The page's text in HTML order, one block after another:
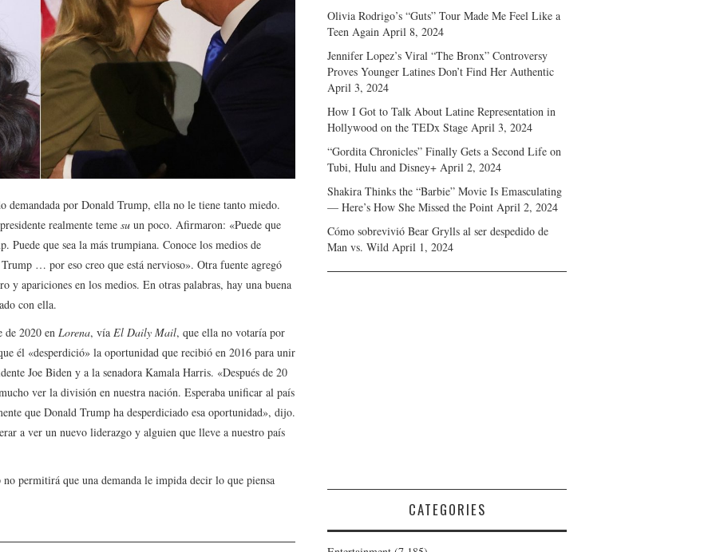
demandada por Donald Trump, ella no le tiene tanto miedo.
realmente teme su un poco. Afirmaron: «Puede que
Puede que sea la más trumpiana. Conoce los medios de
… por eso creo que está nervioso». Otra fuente agregó
y apariciones en los medios. En otras palabras, hay una buena
con ella.
de 2020 en Lorena, vía El Daily Mail, que ella no votaría por
él «desperdició» la oportunidad que recibió en 2016 para unir
Joe Biden y a la senadora Kamala Harris. «Después de 20
ver la división en nuestra nación. Esperaba unificar al país
que Donald Trump ha desperdiciado esa oportunidad», dijo.
a ver un nuevo liderazgo y alguien que lleve a nuestro país
permitirá que una demanda le impida decir lo que piensa
Olivia Rodrigo’s “Guts” Tour Made Me Feel Like a
Teen Again April 8, 2024
Jennifer Lopez’s Viral “The Bronx” Controversy
Proves Younger Latines Don’t Find Her Authentic
April 3, 2024
How I Got to Talk About Latine Representation in
Hollywood on the TEDx Stage April 3, 2024
“Gordita Chronicles” Finally Gets a Second Life on
Tubi, Hulu and Disney+ April 2, 2024
Shakira Thinks the “Barbie” Movie Is Emasculating
— Here’s How She Missed the Point April 2, 2024
Cómo sobrevivió Bear Grylls al ser despedido de
Man vs. Wild April 1, 2024
CATEGORIES